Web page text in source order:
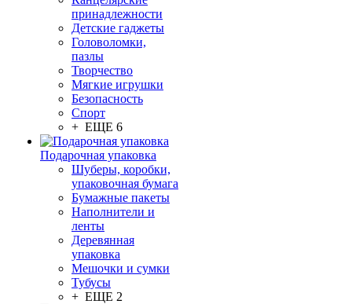
принадлежности
Детские гаджеты
Головоломки,
пазлы
Творчество
Мягкие игрушки
Безопасность
Спорт
+ ЕЩЕ 6
Подарочная упаковка
Шуберы, коробки,
упаковочная бумага
Бумажные пакеты
Наполнители и
ленты
Деревянная
упаковка
Мешочки и сумки
Тубусы
+ ЕЩЕ 2